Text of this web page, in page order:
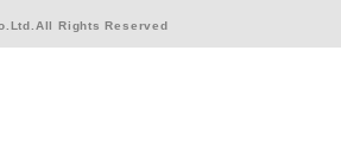
Rights Reserved